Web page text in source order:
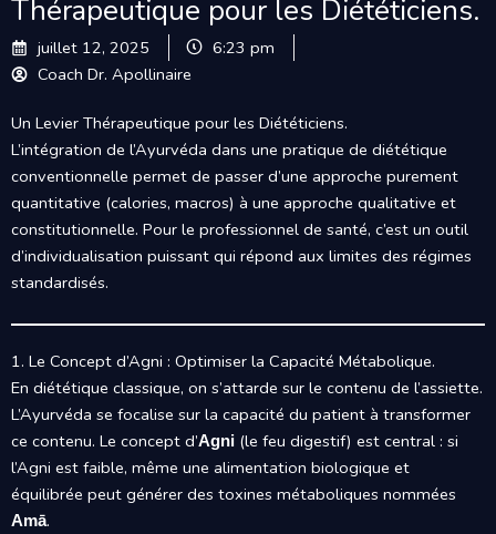
Thérapeutique pour les Diététiciens.
juillet 12, 2025
6:23 pm
Coach Dr. Apollinaire
Un Levier Thérapeutique pour les Diététiciens.
L’intégration de l’Ayurvéda dans une pratique de diététique
conventionnelle permet de passer d’une approche purement
quantitative (calories, macros) à une approche qualitative et
constitutionnelle. Pour le professionnel de santé, c’est un outil
d’individualisation puissant qui répond aux limites des régimes
standardisés.
1. Le Concept d’Agni : Optimiser la Capacité Métabolique.
En diététique classique, on s’attarde sur le contenu de l’assiette.
L’Ayurvéda se focalise sur la capacité du patient à transformer
ce contenu. Le concept d’Agni (le feu digestif) est central : si
l’Agni est faible, même une alimentation biologique et
équilibrée peut générer des toxines métaboliques nommées
Amā.